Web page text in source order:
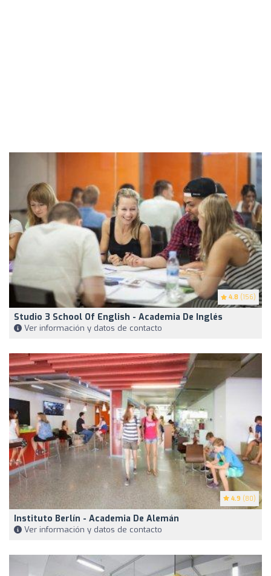
4.8 (156)
Studio 3 School Of English - Academia De Inglés
Ver información y datos de contacto
4.9 (80)
Instituto Berlín - Academia De Alemán
Ver información y datos de contacto